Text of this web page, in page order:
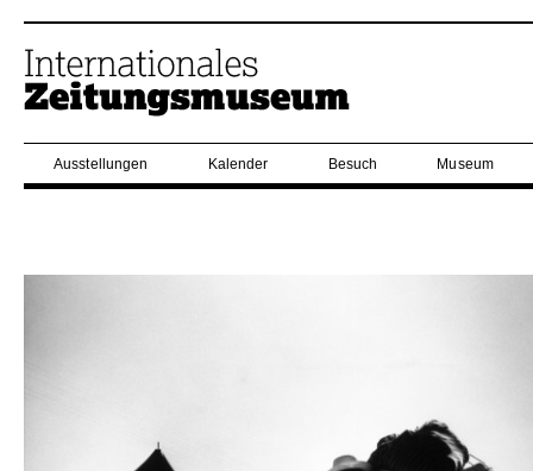
Ausstellungen Kalender Besuch Museum